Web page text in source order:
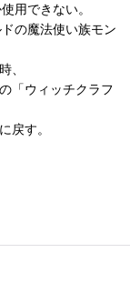
用できない。
の魔法使い族モン
、
「ウィッチクラフ
戻す。